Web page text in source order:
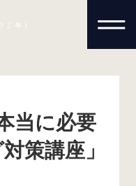
年)
当に必要
策講座」